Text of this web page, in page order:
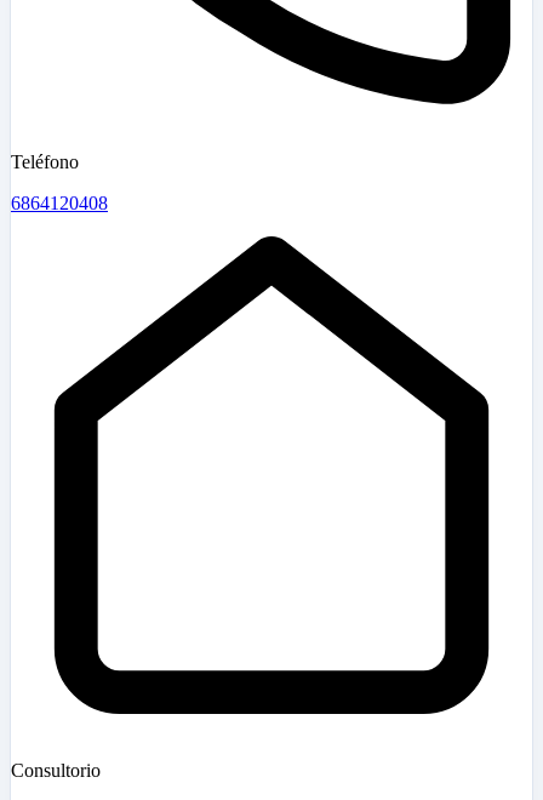
Teléfono
6864120408
Consultorio